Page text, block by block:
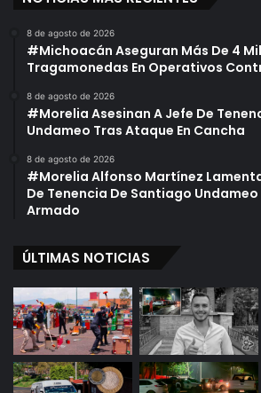
8 de agosto de 2026
#Michoacán Aseguran Más De 4
Tragamonedas En Operativos
8 de agosto de 2026
#Morelia Asesinan A Jefe De
Undameo Tras Ataque En Cancha
8 de agosto de 2026
#Morelia Alfonso Martínez
De Tenencia De Santiago
Armado
ÚLTIMAS NOTICIAS